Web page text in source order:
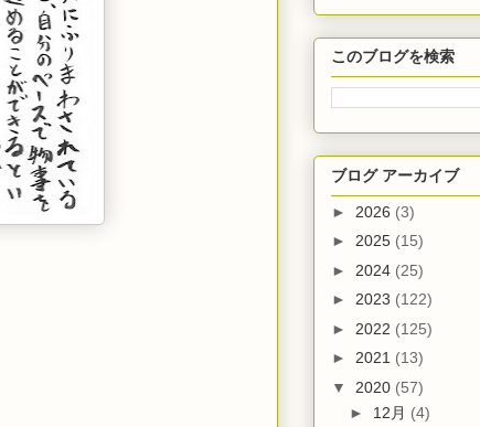
このブログを検索
ブログ アーカイブ
► 2026 (3)
► 2025 (15)
► 2024 (25)
► 2023 (122)
► 2022 (125)
► 2021 (13)
▼ 2020 (57)
► 12月 (4)